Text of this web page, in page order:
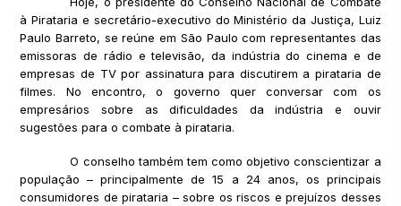
à Pirataria e secretário-executivo do Ministério da Justiça, Luiz
Paulo Barreto, se reúne em São Paulo com representantes das
emissoras de rádio e televisão, da indústria do cinema e de
empresas de TV por assinatura para discutirem a pirataria de
filmes. No encontro, o governo quer conversar com os
empresários sobre as dificuldades da indústria e ouvir
sugestões para o combate à pirataria.
O conselho também tem como objetivo conscientizar a
população – principalmente de 15 a 24 anos, os principais
consumidores de pirataria – sobre os riscos e prejuízos desses